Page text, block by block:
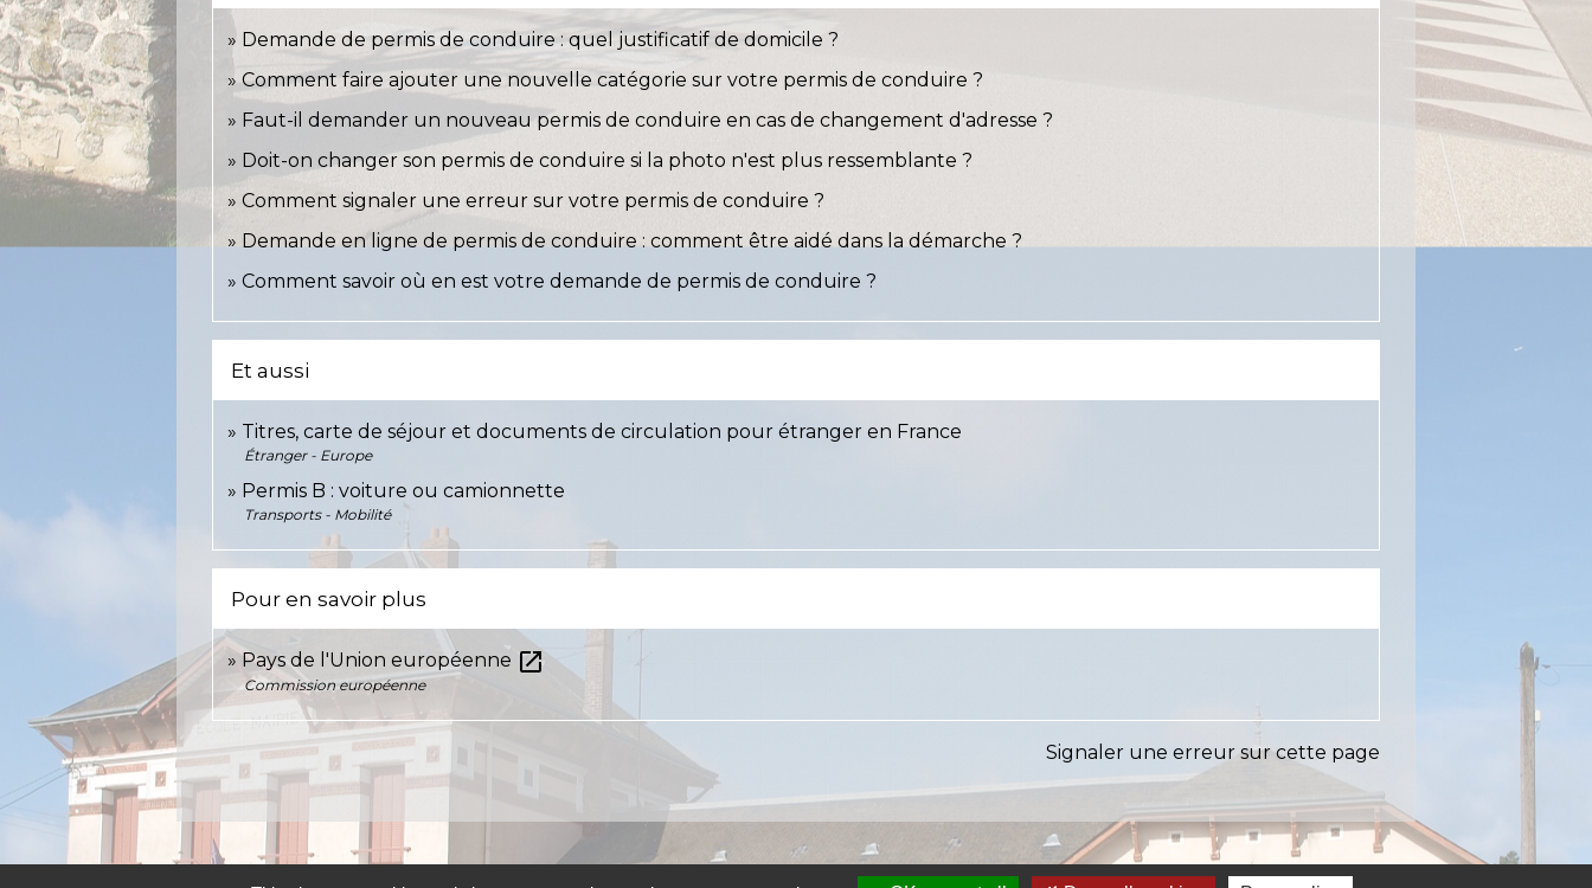
Demande de permis de conduire : quel justificatif de domicile ?
Comment faire ajouter une nouvelle catégorie sur votre permis de conduire ?
Faut-il demander un nouveau permis de conduire en cas de changement d'adresse ?
Doit-on changer son permis de conduire si la photo n'est plus ressemblante ?
Comment signaler une erreur sur votre permis de conduire ?
Demande en ligne de permis de conduire : comment être aidé dans la démarche ?
Comment savoir où en est votre demande de permis de conduire ?
Et aussi
Titres, carte de séjour et documents de circulation pour étranger en France
Étranger - Europe
Permis B : voiture ou camionnette
Transports - Mobilité
Pour en savoir plus
Pays de l'Union européenne open_in_new
Commission européenne
Signaler une erreur sur cette page